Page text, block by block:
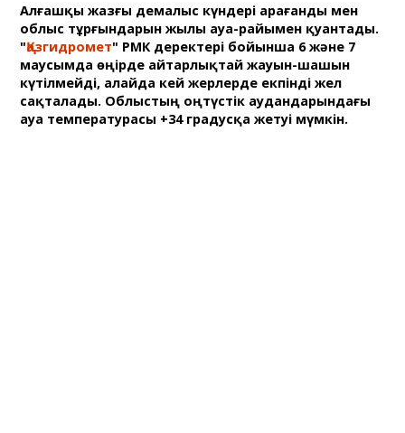
Алғашқы жазғы демалыс күндері Қарағанды мен
облыс тұрғындарын жылы ауа-райымен қуантады.
"Қазгидромет" РМК деректері бойынша 6 және 7
маусымда өңірде айтарлықтай жауын-шашын
күтілмейді, алайда кей жерлерде екпінді жел
сақталады. Облыстың оңтүстік аудандарындағы
ауа температурасы +34 градусқа жетуі мүмкін.